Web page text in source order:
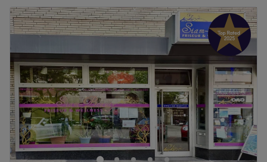
Dienstag
10:30–18:00
Mittwoch
10:30–18:00
10:30–18:00
Freitag
18:00
Samstag
10:30–
15:00
Sonntag
Geschlossen
Um einen müden und matten Teint zum Strahlen zu
bringen, solltest du dem Beautysalon Sena Kosmetik in
der Lindenallee 79 einen Besuch abstatten. Mit seiner
zentralen Lage ist dieser tolle Salon in der Essener